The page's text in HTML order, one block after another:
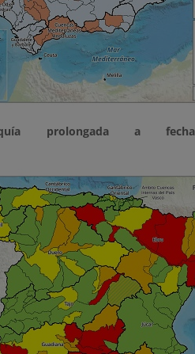
prolongada a fecha